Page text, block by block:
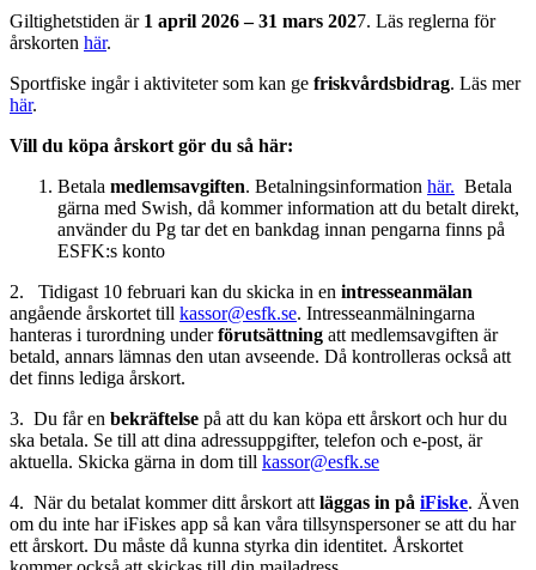
Giltighetstiden är 1 april 2026 – 31 mars 2027. Läs reglerna för
årskorten här.
Sportfiske ingår i aktiviteter som kan ge friskvårdsbidrag. Läs mer
här.
Vill du köpa årskort gör du så här:
Betala medlemsavgiften. Betalningsinformation här. Betala
gärna med Swish, då kommer information att du betalt direkt,
använder du Pg tar det en bankdag innan pengarna finns på
ESFK:s konto
2. Tidigast 10 februari kan du skicka in en intresseanmälan
angående årskortet till kassor@esfk.se. Intresseanmälningarna
hanteras i turordning underförutsättning att medlemsavgiften är
betald, annars lämnas den utan avseende. Då kontrolleras också att
det finns lediga årskort.
3. Du får en bekräftelse på att du kan köpa ett årskort och hur du
ska betala. Se till att dina adressuppgifter, telefon och e-post, är
aktuella. Skicka gärna in dom till kassor@esfk.se
4. När du betalat kommer ditt årskort att läggas in på iFiske. Även
om du inte har iFiskes app så kan våra tillsynspersoner se att du har
ett årskort. Du måste då kunna styrka din identitet. Årskortet